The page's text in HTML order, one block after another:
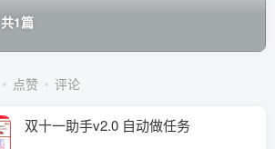
共1篇
点赞 评论
双十一助手v2.0 自动做任务